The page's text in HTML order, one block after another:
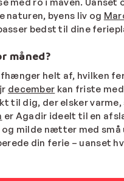
naturen, byens liv og
bedst til dine
måned?
helt af, hvilken
december kan friste
til dig, der elsker
er Agadir ideelt til en
milde nætter med små
din ferie – uanset